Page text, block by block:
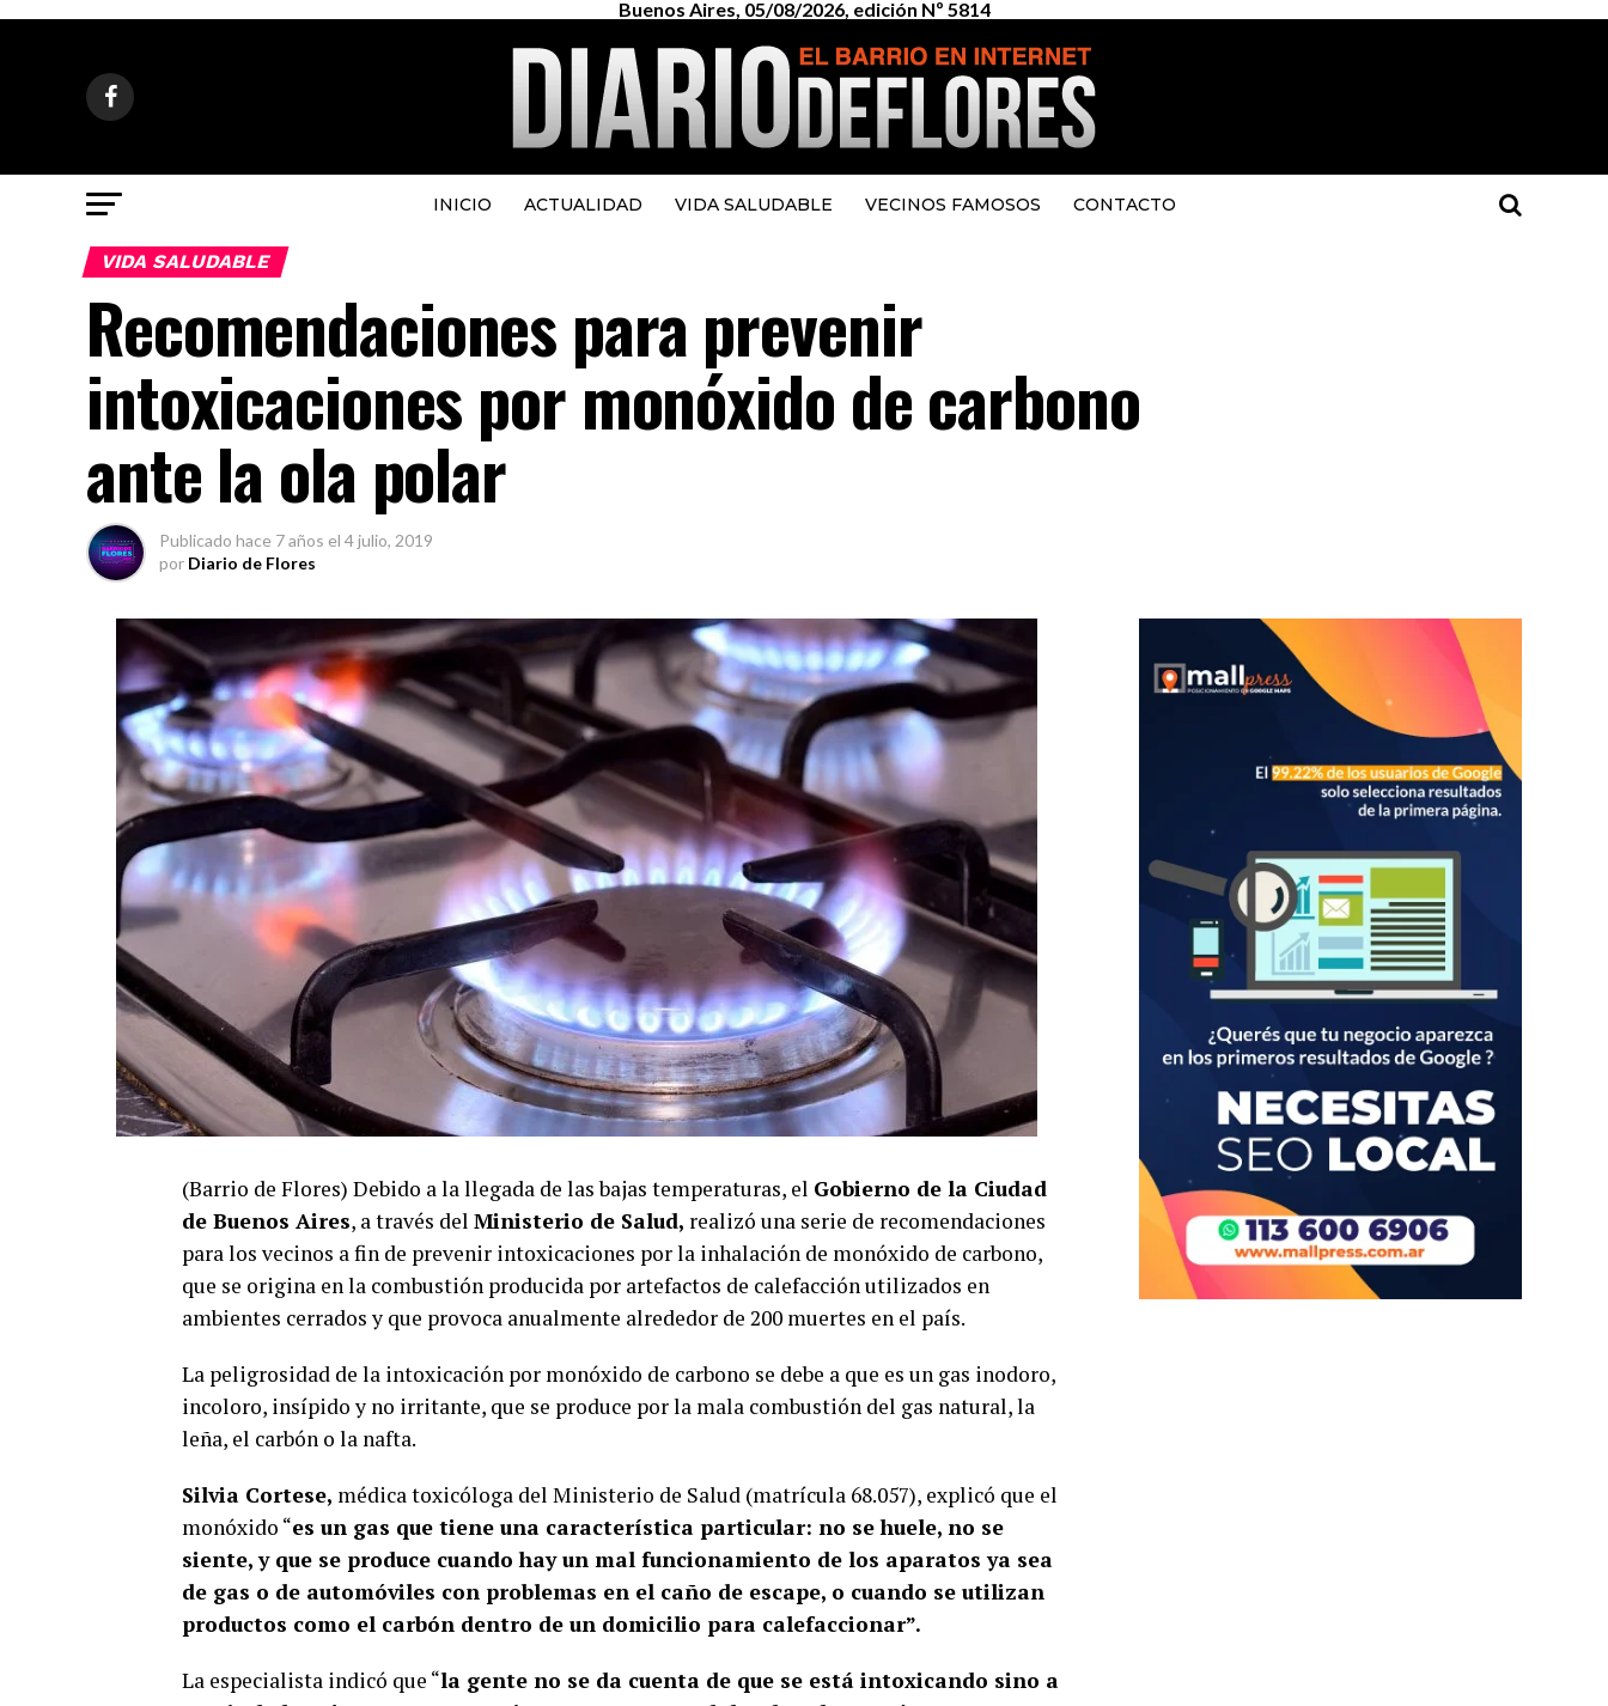
Buenos Aires, 05/08/2026, edición Nº 5814
INICIO ACTUALIDAD VIDA SALUDABLE VECINOS FAMOSOS CONTACTO
VIDA SALUDABLE
Recomendaciones para prevenir
intoxicaciones por monóxido de carbono
ante la ola polar
Publicado hace 7 años el 4 julio, 2019
por Diario de Flores
(Barrio de Flores) Debido a la llegada de las bajas temperaturas, el Gobierno de la Ciudad
de Buenos Aires, a través del Ministerio de Salud, realizó una serie de recomendaciones
para los vecinos a fin de prevenir intoxicaciones por la inhalación de monóxido de carbono,
que se origina en la combustión producida por artefactos de calefacción utilizados en
ambientes cerrados y que provoca anualmente alrededor de 200 muertes en el país.
La peligrosidad de la intoxicación por monóxido de carbono se debe a que es un gas inodoro,
incoloro, insípido y no irritante, que se produce por la mala combustión del gas natural, la
leña, el carbón o la nafta.
Silvia Cortese, médica toxicóloga del Ministerio de Salud (matrícula 68.057), explicó que el
monóxido “es un gas que tiene una característica particular: no se huele, no se
siente, y que se produce cuando hay un mal funcionamiento de los aparatos ya sea
de gas o de automóviles con problemas en el caño de escape, o cuando se utilizan
productos como el carbón dentro de un domicilio para calefaccionar”.
La especialista indicó que “la gente no se da cuenta de que se está intoxicando sino a